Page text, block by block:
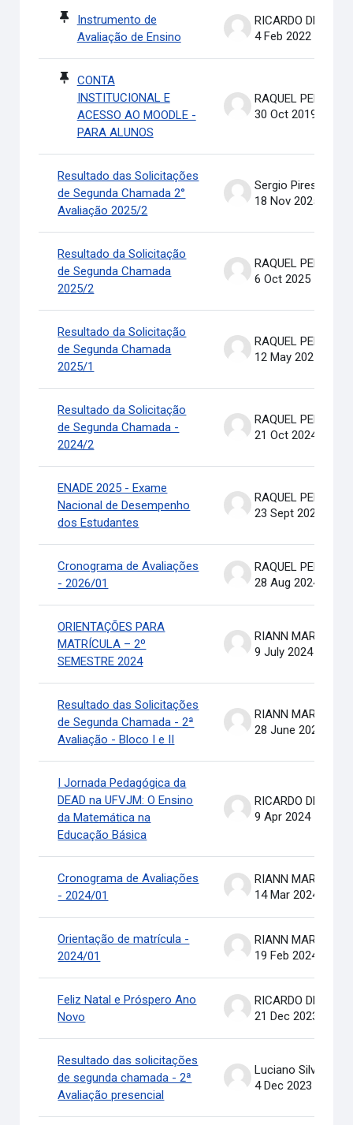
Instrumento de
Avaliação de Ensino
4 Feb 2022
CONTA
INSTITUCIONAL E
ACESSO AO MOODLE -
PARA ALUNOS
30 Oct 2019
Resultado das Solicitações
de Segunda Chamada 2°
Avaliação 2025/2
18 Nov 2025
Resultado da Solicitação
de Segunda Chamada
2025/2
6 Oct 2025
Resultado da Solicitação
de Segunda Chamada
2025/1
12 May 2025
Resultado da Solicitação
de Segunda Chamada -
2024/2
21 Oct 2024
ENADE 2025 - Exame
Nacional de Desempenho
dos Estudantes
23 Sept 2024
Cronograma de Avaliações
- 2026/01
28 Aug 2024
ORIENTAÇÕES PARA
MATRÍCULA – 2º
SEMESTRE 2024
9 July 2024
Resultado das Solicitações
de Segunda Chamada - 2ª
Avaliação - Bloco I e II
28 June 2024
I Jornada Pedagógica da
DEAD na UFVJM: O Ensino
da Matemática na
Educação Básica
9 Apr 2024
Cronograma de Avaliações
- 2024/01
14 Mar 2024
Orientação de matrícula -
2024/01
19 Feb 2024
Feliz Natal e Próspero Ano
Novo
21 Dec 2023
Resultado das solicitações
de segunda chamada - 2ª
Avaliação presencial
Luciano Silva
4 Dec 2023